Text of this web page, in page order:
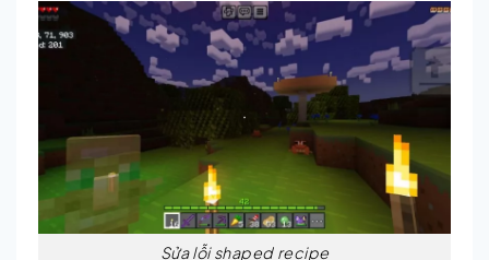
Sửa lỗi shaped recipe